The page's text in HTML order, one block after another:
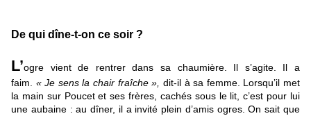
De qui dîne-t-on ce soir ?
L’ogre vient de rentrer dans sa chaumière. Il s’agite. Il a
faim. « Je sens la chair fraîche », dit-il à sa femme. Lorsqu’il met
la main sur Poucet et ses frères, cachés sous le lit, c’est pour lui
une aubaine : au dîner, il a invité plein d’amis ogres. On sait que